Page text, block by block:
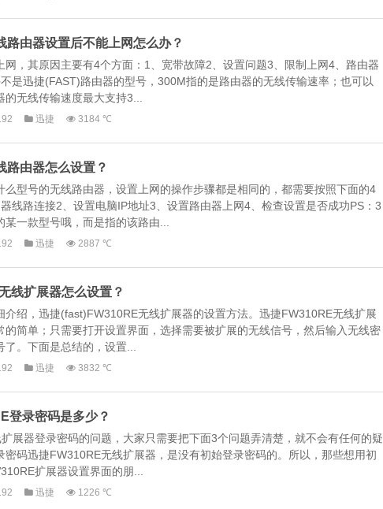
路由器设置后不能上网怎么办？
网，其原因主要有4个方面：1、宽带故障2、设置问题3、限制上网4、路由器
是迅捷(FAST)路由器的型号，300M指的是路由器的无线传输速率；也可以
无线传输速度最大支持3...
迅捷 3184 ℃
路由器怎么设置？
么型号的无线路由器，设置上网的操作步骤都是相同的，都需要按照下面的4
线路连接2、设置电脑IP地址3、设置路由器上网4、检查设置是否成功PS：3
一款型号哦，而是指的该路由...
迅捷 2887 ℃
线扩展器怎么设置？
介绍，迅捷(fast)FW310RE无线扩展器的设置方法。迅捷FW310RE无线扩展
的简单；只需要打开设置界面，选择需要被扩展的无线信号，然后输入无线密
。下面是总结的，设置...
迅捷 3832 ℃
登录密码是多少？
展器登录密码的问题，大家只需要把下面3个问题弄清楚，就不会有任何的疑
密码迅捷FW310RE无线扩展器，是没有初始登录密码的。所以，那些想用初
扩展器设置界面的朋...
迅捷 1226 ℃